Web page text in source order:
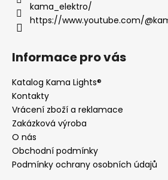
D
o
p
o
r
u
č
kama_elektro/
https://www.youtube.com/
Informace pro vás
Katalog Kama Lights®
Kontakty
Vrácení zboží a reklamace
Zakázková výroba
O nás
Obchodní podmínky
Podmínky ochrany osobních údajů